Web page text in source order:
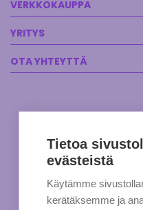
VERKKOKAUPPA
YRITYS
OTA YHTEYTTÄ
Tietoa
evästeistä
Käytämme
kerätäksemme ja